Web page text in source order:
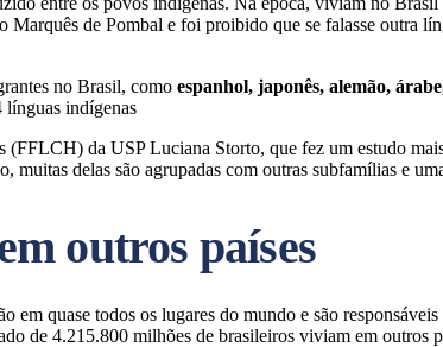
de Pombal e foi proibido que se falasse outra
no Brasil, como espanhol, japonês, alemão,
línguas indígenas
da USP Luciana Storto, que fez um estudo
delas são agrupadas com outras subfamílias e
outros países
quase todos os lugares do mundo e são
de 4.215.800 milhões de brasileiros viviam em outros